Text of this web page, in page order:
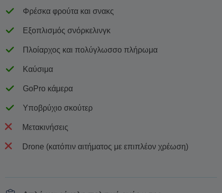
Φρέσκα φρούτα και σνακς
Εξοπλισμός σνόρκελινγκ
Πλοίαρχος και πολύγλωσσο πλήρωμα
Καύσιμα
GoPro κάμερα
Υποβρύχιο σκούτερ
Μετακινήσεις
Drone (κατόπιν αιτήματος με επιπλέον χρέωση)